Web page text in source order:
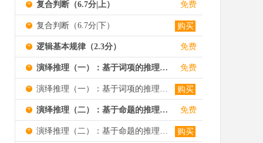
+ 复合判断（6.7分|上） 免费
+ 复合判断（6.7分|下） 购买
+ 逻辑基本规律（2.3分） 免费
+ 演绎推理（一）：基于词项的推理（20分|上） 免费
+ 演绎推理（一）：基于词项的推理（20分|下） 购买
+ 演绎推理（二）：基于命题的推理（37.8分|上） 免费
+ 演绎推理（二）：基于命题的推理（37.8分|中） 购买